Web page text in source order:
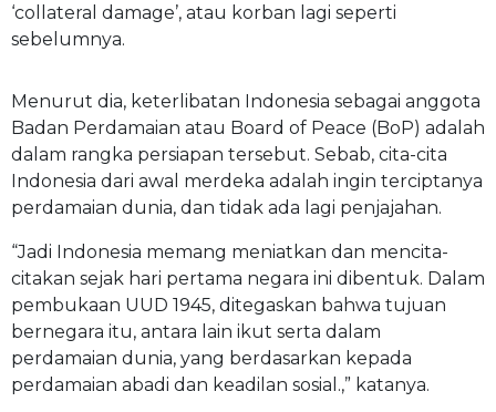
‘collateral damage’, atau korban lagi seperti
sebelumnya.
Menurut dia, keterlibatan Indonesia sebagai anggota
Badan Perdamaian atau Board of Peace (BoP) adalah
dalam rangka persiapan tersebut. Sebab, cita-cita
Indonesia dari awal merdeka adalah ingin terciptanya
perdamaian dunia, dan tidak ada lagi penjajahan.
“Jadi Indonesia memang meniatkan dan mencita-
citakan sejak hari pertama negara ini dibentuk. Dalam
pembukaan UUD 1945, ditegaskan bahwa tujuan
bernegara itu, antara lain ikut serta dalam
perdamaian dunia, yang berdasarkan kepada
perdamaian abadi dan keadilan sosial.,” katanya.